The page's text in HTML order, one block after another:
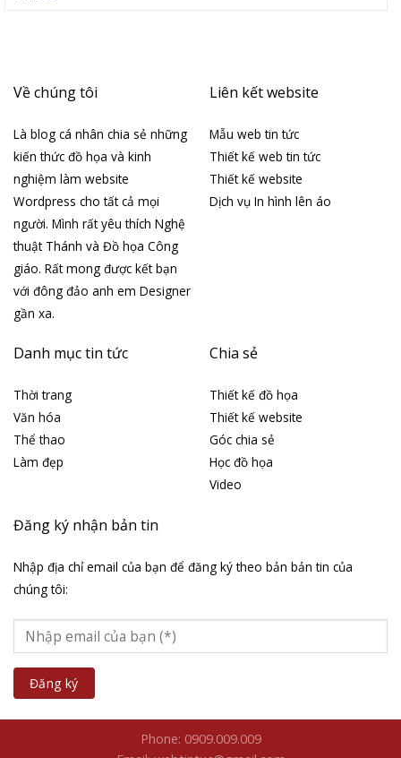
Học hỏi YouCat
Nghệ thuật
Tài liệu
Thiết kế đồ họa
Thiết kế website
Tin tức
Videos
Về chúng tôi
Là blog cá nhân chia sẻ những
Wordpress cho tất cả mọi
thuật Thánh và Đồ họa Công
giáo. Rất mong được kết bạn
với đông đảo anh em Designer
gần xa.
Liên kết website
Mẫu web tin tức
Thiết kế web tin tức
Danh mục tin tức
Thời trang
Thiết kế đồ họa
Thiết kế website